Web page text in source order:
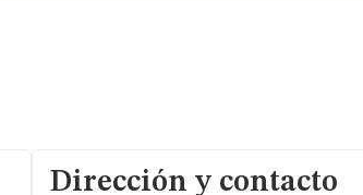
Dirección y contacto